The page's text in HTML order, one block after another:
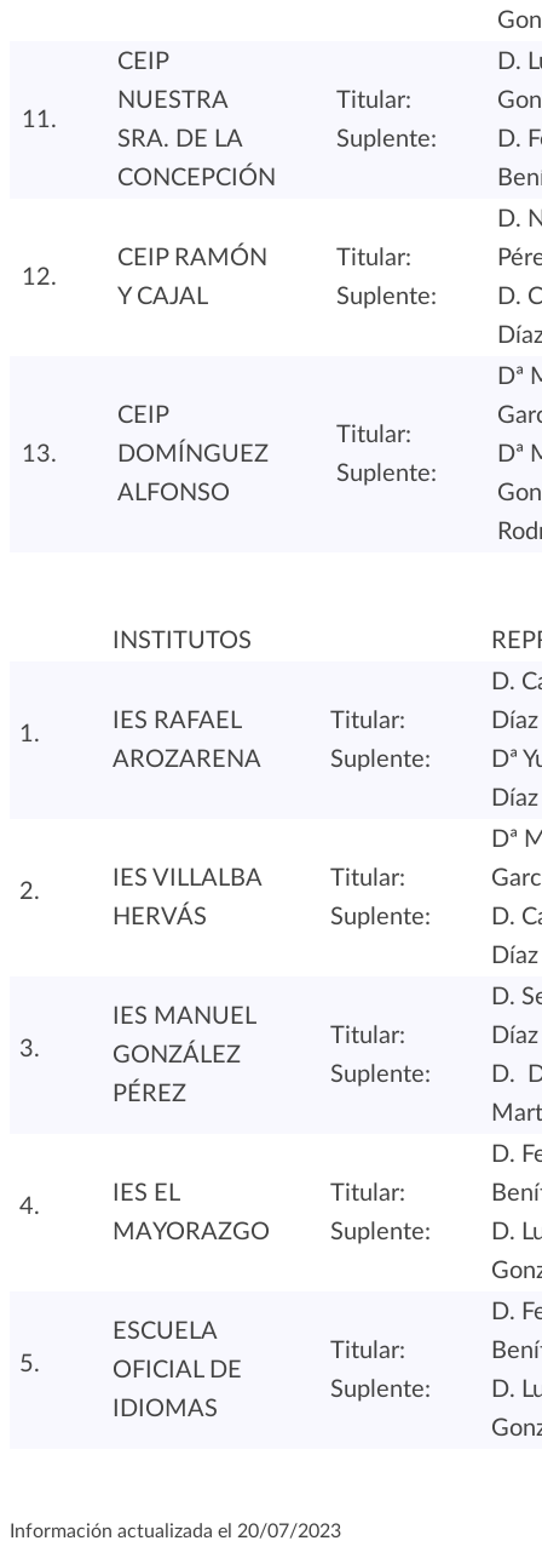
11.
CEIP
NUESTRA
SRA. DE LA
CONCEPCIÓN
Titular:
Suplente:
D.
D.
12.
CEIP RAMÓN
Y CAJAL
Titular:
Suplente:
D.
D.
13.
CEIP
DOMÍNGUEZ
ALFONSO
Titular:
Suplente:
Dª
Dª
INSTITUTOS
IES RAFAEL
AROZARENA
Titular:
Suplente:
D.
Dª
Díaz
IES VILLALBA
HERVÁS
Titular:
Suplente:
Dª
D.
IES MANUEL
GONZÁLEZ
PÉREZ
Titular:
Suplente:
D.
Díaz
D.
IES EL
MAYORAZGO
Titular:
Suplente:
D.
D.
ESCUELA
OFICIAL DE
IDIOMAS
Titular:
Suplente:
D.
D.
Información actualizada el 20/07/2023